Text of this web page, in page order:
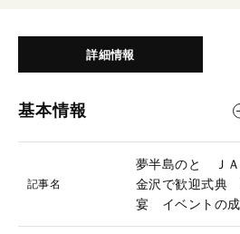
詳細情報
基本情報
記事名
夢半島のと Ｊ
金沢で歓迎式典
宴 イベントの成